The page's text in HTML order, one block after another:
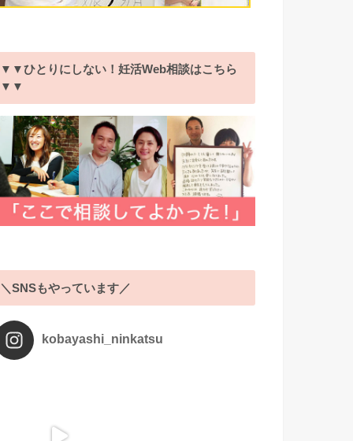
▼▼ひとりにしない！妊活Web相談はこちら
▼▼
＼SNSもやっています／
kobayashi_ninkatsu